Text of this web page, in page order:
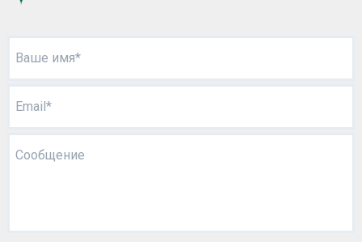
Ваше имя*
Email*
Сообщение